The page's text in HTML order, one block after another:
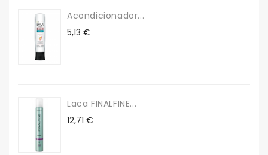
Acondicionador...
Precio
5,13 €
Laca FINALFINE...
Precio
12,71 €